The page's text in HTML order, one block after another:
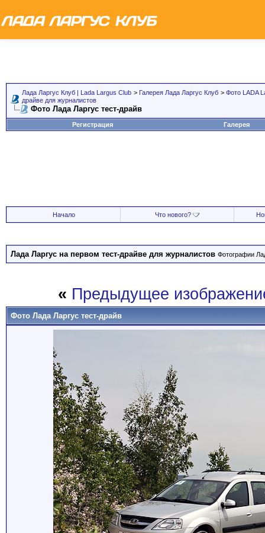
Лада Ларгус Клуб | Lada Largus Club > Галерея Лада Ларгус Клуб > Фото LADA
драйве для журналистов
Фото Лада Ларгус тест-драйв
Регистрация Галерея
Начало Что нового?
Лада Ларгус на первом тест-драйве для журналистов Фотографии
« Предыдущее
Фото Лада Ларгус тест-драйв